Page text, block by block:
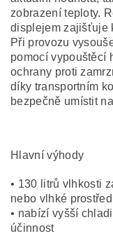
zobrazení teploty.
displejem zajišťuje
Při provozu
pomocí vypouštěcí
ochrany proti
díky transportním
bezpečně umístit
Hlavní výhody
• 130 litrů vlhkosti
nebo vlhké
• nabízí vyšší
účinnost